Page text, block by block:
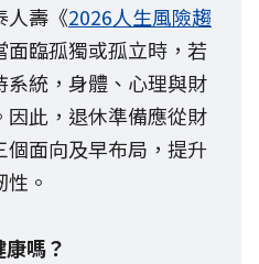
人壽《2026人生風險趨
面臨孤獨或孤立時，若
統，身體、心理與財
此，退休準備應從財
面向及早布局，提升
。
嗎？